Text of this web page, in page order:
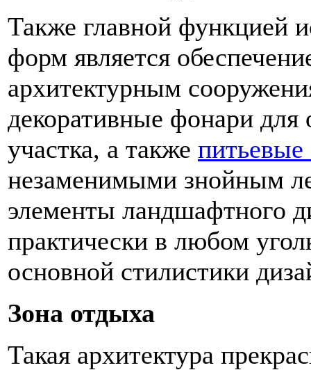
Также главной функцией
форм является
архитектурным
декоративные фонари
участка, а также
незаменимыми знойным
элементы ландшафтного
практически в любом
основной стилистики
Зона отдыха
Такая архитектура